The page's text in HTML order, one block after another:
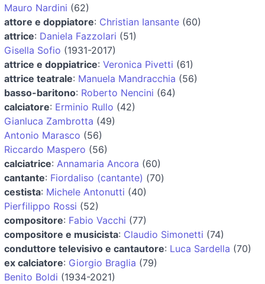
Mauro Nardini (62)
attore e doppiatore: Christian Iansante (60)
attrice: Daniela Fazzolari (51)
Gisella Sofio (1931-2017)
attrice e doppiatrice: Veronica Pivetti (61)
attrice teatrale: Manuela Mandracchia (56)
basso-baritono: Roberto Nencini (64)
calciatore: Erminio Rullo (42)
Gianluca Zambrotta (49)
Antonio Marasco (56)
Riccardo Maspero (56)
calciatrice: Annamaria Ancora (60)
cantante: Fiordaliso (cantante) (70)
cestista: Michele Antonutti (40)
Pierfilippo Rossi (52)
compositore: Fabio Vacchi (77)
compositore e musicista: Claudio Simonetti (74)
conduttore televisivo e cantautore: Luca Sardella (70)
ex calciatore: Giorgio Braglia (79)
Benito Boldi (1934-2021)